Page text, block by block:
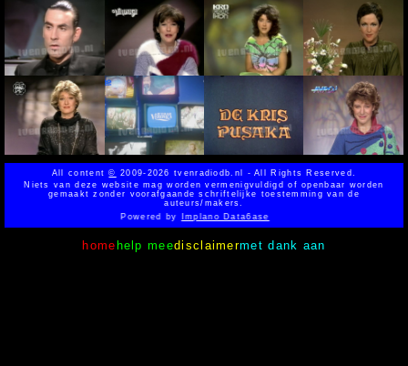
All content© 2009-2026 tvenradiodb.nl - All Rights Reserved.
Niets van deze website mag worden vermenigvuldigd of openbaar worden
gemaakt zonder voorafgaande schriftelijke toestemming van de
auteurs/makers.
Powered byImplano Data6ase
home help meedisclaimermet dank aan